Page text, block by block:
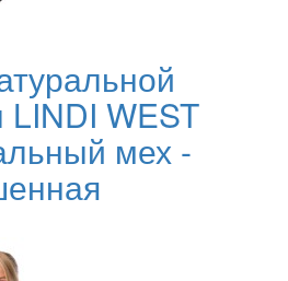
WEST
мех -